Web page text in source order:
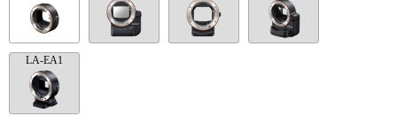
LA-EA1